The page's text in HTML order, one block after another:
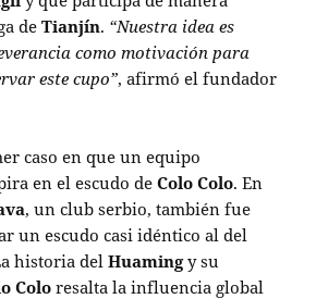
deTianjín. “Nuestra idea es
como motivación para
este cupo”, afirmó el fundador
caso en que un equipo
en el escudo deColo Colo. En
, un club serbio, también fue
un escudo casi idéntico al del
historia delHuamingy su
Colo resalta la influencia global